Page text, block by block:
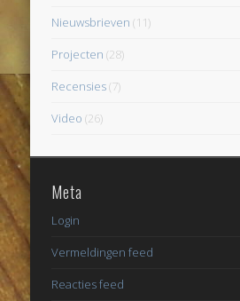
Nieuwsbrieven (11)
Projecten (28)
Recensies(7)
Video (26)
Meta
Login
Vermeldingen feed
Reacties feed